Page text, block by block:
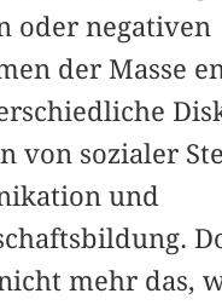
oder negativen
der Masse
von sozialer
und
mehr das,